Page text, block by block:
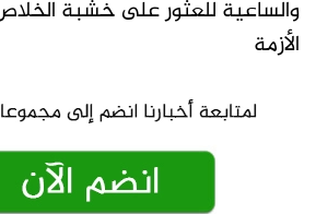
والساعية للعثور على خشبة
الأزمة